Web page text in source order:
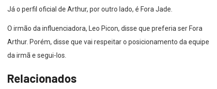
Já o perfil oficial de Arthur, por outro lado, é Fora Jade.
O irmão da influenciadora, Leo Picon, disse que preferia ser Fora
Arthur. Porém, disse que vai respeitar o posicionamento da equipe
da irmã e segui-los.
Relacionados